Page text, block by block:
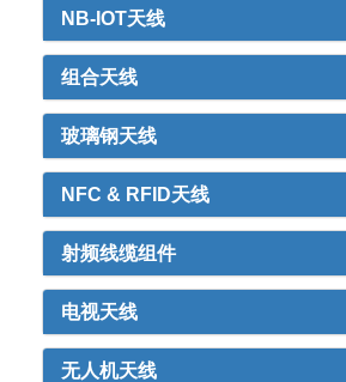
NB-IOT天线
组合天线
玻璃钢天线
NFC & RFID天线
射频线缆组件
电视天线
无人机天线